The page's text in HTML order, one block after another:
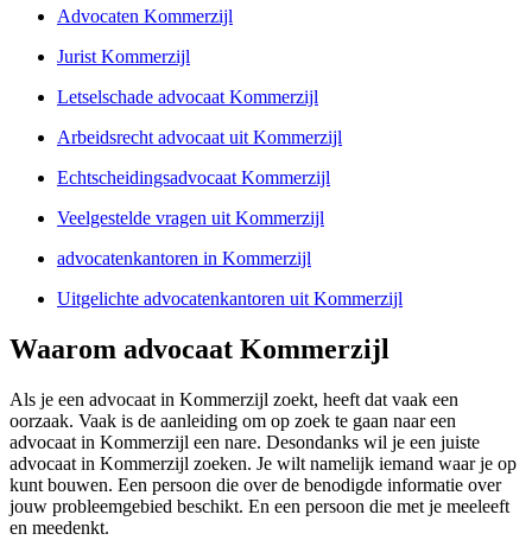
Advocaten Kommerzijl
Jurist Kommerzijl
Letselschade advocaat Kommerzijl
Arbeidsrecht advocaat uit Kommerzijl
Echtscheidingsadvocaat Kommerzijl
Veelgestelde vragen uit Kommerzijl
advocatenkantoren in Kommerzijl
Uitgelichte advocatenkantoren uit Kommerzijl
Waarom advocaat Kommerzijl
Als je een advocaat in Kommerzijl zoekt, heeft dat vaak een
oorzaak. Vaak is de aanleiding om op zoek te gaan naar een
advocaat in Kommerzijl een nare. Desondanks wil je een juiste
advocaat in Kommerzijl zoeken. Je wilt namelijk iemand waar je op
kunt bouwen. Een persoon die over de benodigde informatie over
jouw probleemgebied beschikt. En een persoon die met je meeleeft
en meedenkt.